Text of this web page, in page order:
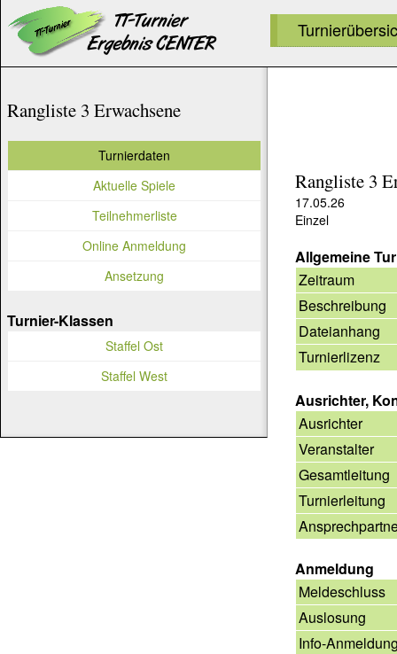
Rangliste 3
17.05.26
Einzel
Allgemeine
Zeitraum
Beschreibung
Dateianhang
Turnierlizenz
Ausrichter,
Ausrichter
Veranstalter
Gesamtleitung
Turnierleitung
Anmeldung
Meldeschluss
Auslosung
Info-
Rangliste 3 Erwachsene
Turnierdaten
Aktuelle Spiele
Teilnehmerliste
Online Anmeldung
Ansetzung
Turnier-Klassen
Staffel Ost
Staffel West